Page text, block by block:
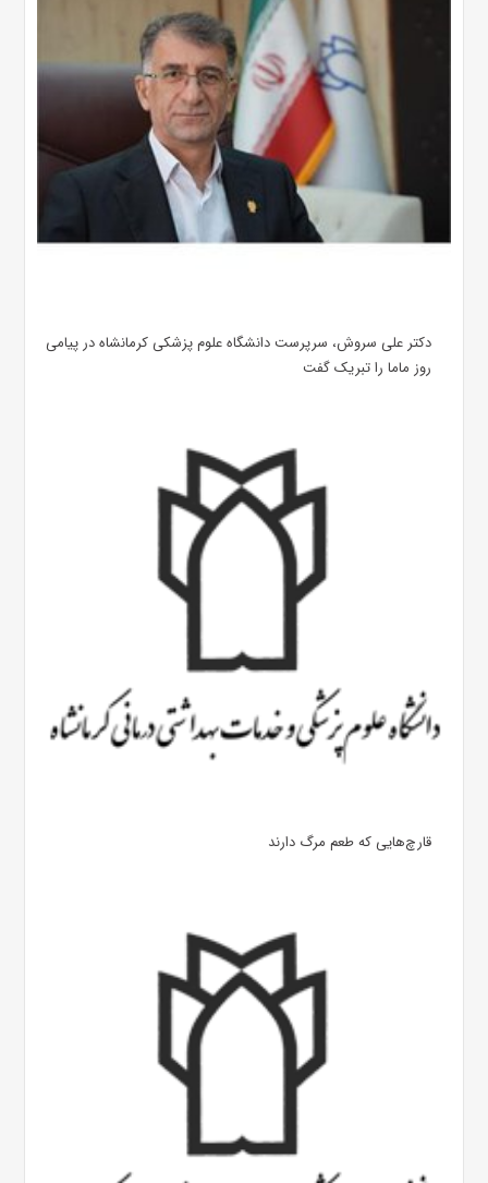
دکتر علی سروش، سرپرست دانشگاه علوم پزشکی کرمانشاه در پیامی
روز ماما را تبریک گفت
قارچ‌هایی که طعم مرگ دارند